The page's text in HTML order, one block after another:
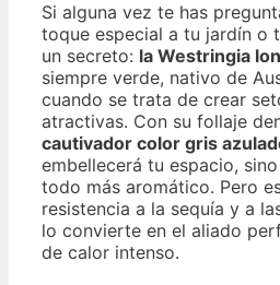
Si alguna vez te has
toque especial a tu jardín o
un secreto: la Westringia
siempre verde, nativo de
cuando se trata de crear
atractivas. Con su follaje
cautivador color gris
embellecerá tu espacio,
todo más aromático. Pero
resistencia a la sequía y a
lo convierte en el aliado
de calor intenso.